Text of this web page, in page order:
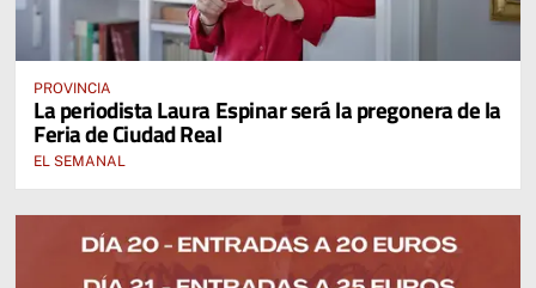
PROVINCIA
La periodista Laura Espinar será la pregonera de la
Feria de Ciudad Real
EL SEMANAL